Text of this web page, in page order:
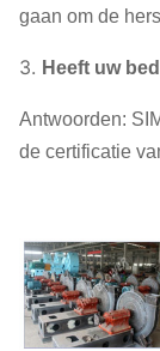
gaan om de
3. Heeft uw
Antwoorden:
de certificatie